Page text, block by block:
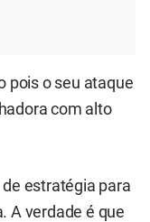
pois o seu ataque
com alto
estratégia para
A verdade é que